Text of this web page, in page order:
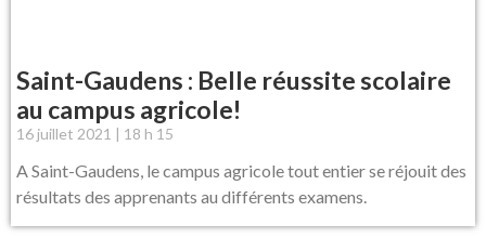
Saint-Gaudens : Belle réussite scolaire
au campus agricole!
16 juillet 2021 18 h 15
A Saint-Gaudens, le campus agricole tout entier se réjouit des
résultats des apprenants au différents examens.